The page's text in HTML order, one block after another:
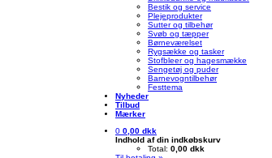
Bestik og service
Plejeprodukter
Sutter og tilbehør
Svøb og tæpper
Børneværelset
Rygsække og tasker
Stofbleer og hagesmække
Sengetøj og puder
Barnevogntilbehør
Festtema
Nyheder
Tilbud
Mærker
0 0,00 dkk
Indhold af din indkøbskurv
Total: 0,00 dkk